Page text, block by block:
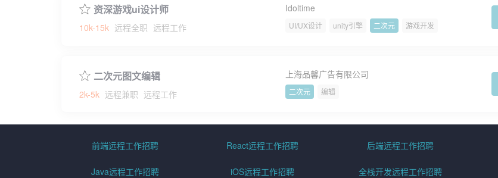
资深游戏ui设计师
10k-15k 远程全职 远程工作
Idoltime
UI/UX设计 unity引擎 二次元 游戏开发
二次元图文编辑
2k-5k 远程兼职 远程工作
上海品馨广告有限公司
二次元 编辑
前端远程工作招聘 React远程工作招聘 后端远程工作招聘
Java远程工作招聘 iOS远程工作招聘 全栈开发远程工作招聘